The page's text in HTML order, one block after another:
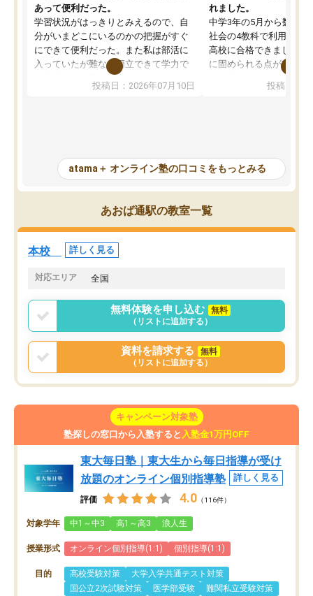
あって便利だった。
学習状況がはっきりとみえるので、自
分がいまどこにいるのかの把握がすぐ
にできて便利だった。また私は部活に
入っていたが難なく両立できて学力で
も部活でも結果を残すことができてよ
かった。また問題演習の際に、自分が
が、自分で自分の管理ができない人に
とっては難しい部分もあるのではない
かと思った。
投稿日：2026年07月10日
れました。
中学3年の5月から数学・
社会の4教科で利用し、
高校に合格できました。
に固められる点が魅力で
項目のおかげで、手軽
元数が可視化されるので
しながら意欲的に取り組
常に効果を実感している
になった現在も大学受験
して利用しており、自信
すめできる塾です。
投稿日：
atama＋ オンライン塾の口コミをもっとみる
あおば通駅の教室一覧
本校 詳しく見る
対応エリア 全国
無料体験を申し込む
無料
（リストに追加する）
資料を請求する
無料
（リストに追加する）
キャンペーン対象塾
塾探しの窓口から入塾すると 入塾金1万円OFF
東大毎日塾｜東大生から毎日指導が受け
放題のオンライン個別指導塾
詳しく見る
評価 4.0 （116件）
対象学年 中1～中3 高1～高3 浪人生
授業形式 オンライン個別指導(1:1) 個別指導(1:1)
目的 高校受験対策
大学入学共通テスト対策
国公立2次試験対策
医学部受験
難関私立受験対策